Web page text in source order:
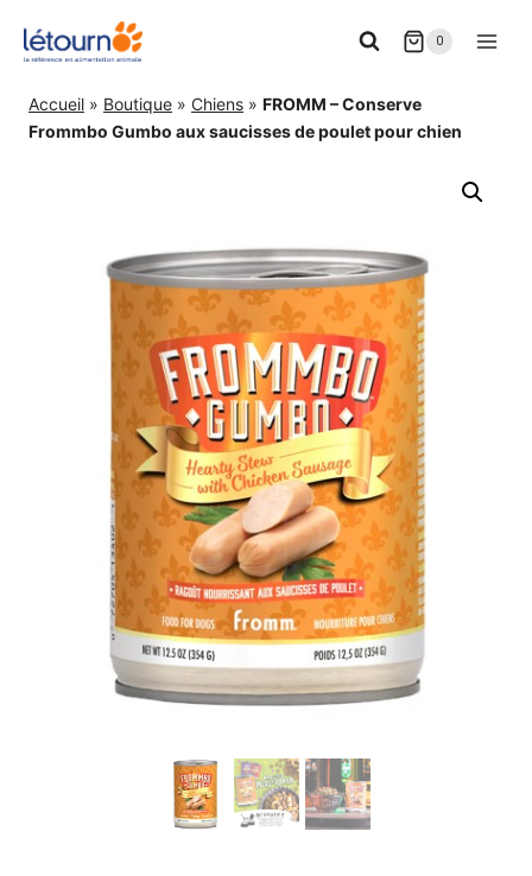
0
Accueil » Boutique » Chiens » FROMM – Conserve
Frommbo Gumbo aux saucisses de poulet pour chien